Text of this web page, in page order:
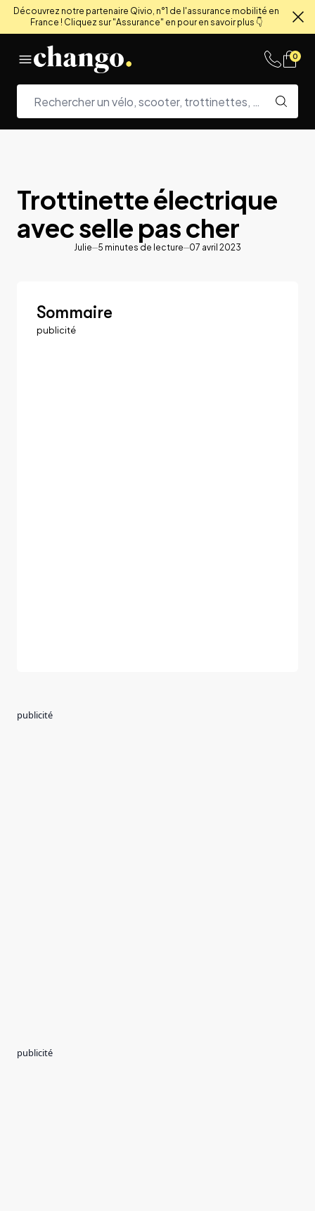
Découvrez notre partenaire Qivio, n°1 de l'assurance mobilité en
France ! Cliquez sur "Assurance" en pour en savoir plus 👇
0
Trottinette électrique
avec selle pas cher
Julie 5 minutes de lecture 07 avril 2023
Sommaire
publicité
publicité
publicité